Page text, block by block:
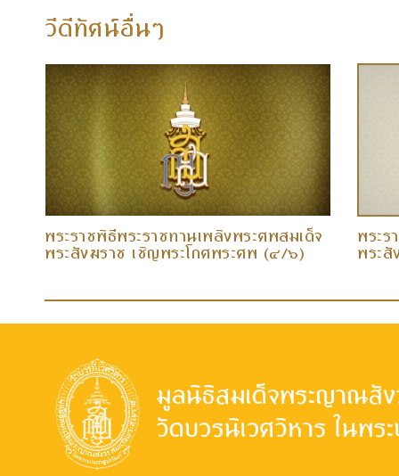
วีดีทัศน์อื่นๆ
พระราชพิธีพระราชทานเพลิงพระศพสมเด็จ
พระสังฆราช เชิญพระโกศพระศพ (๔/๖)
พระร
พระ